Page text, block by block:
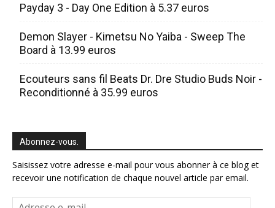
Payday 3 - Day One Edition à 5.37 euros
Demon Slayer - Kimetsu No Yaiba - Sweep The
Board à 13.99 euros
Ecouteurs sans fil Beats Dr. Dre Studio Buds Noir -
Reconditionné à 35.99 euros
Abonnez-vous.
Saisissez votre adresse e-mail pour vous abonner à ce blog et
recevoir une notification de chaque nouvel article par email.
Adresse